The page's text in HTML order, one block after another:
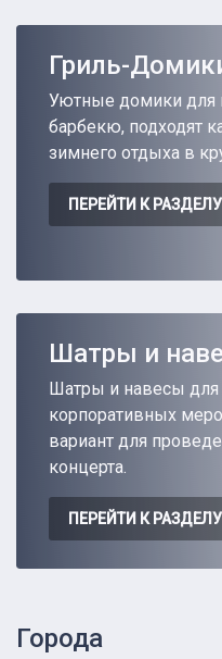
Гриль-
Уютные домики для
барбекю, подходят
зимнего отдыха в
ПЕРЕЙТИ К РАЗДЕЛУ
Шатры и
Шатры и навесы
корпоративных
вариант для
концерта.
ПЕРЕЙТИ К РАЗДЕЛУ
Города